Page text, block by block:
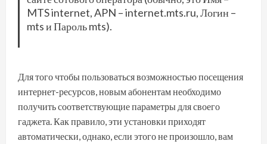
MTS internet, APN – internet.mts.ru, Логин –
mts и Пароль mts).
Для того чтобы пользоваться возможностью посещения
интернет-ресурсов, новым абонентам необходимо
получить соответствующие параметры для своего
гаджета. Как правило, эти установки приходят
автоматически, однако, если этого не произошло, вам